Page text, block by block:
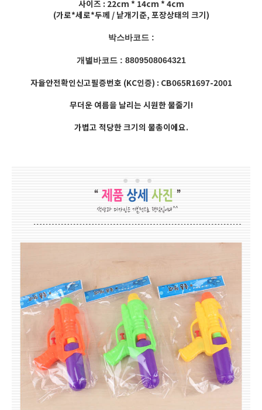
사이즈 : 22cm * 14cm * 4cm
(가로*세로*두께 / 낱개기준, 포장상태의 크기)
박스바코드 :
개별바코드 : 8809508064321
자율안전확인신고필증번호 (KC인증) : CB065R1697-2001
무더운 여름을 날리는 시원한 물줄기!
가볍고 적당한 크기의 물총이에요.